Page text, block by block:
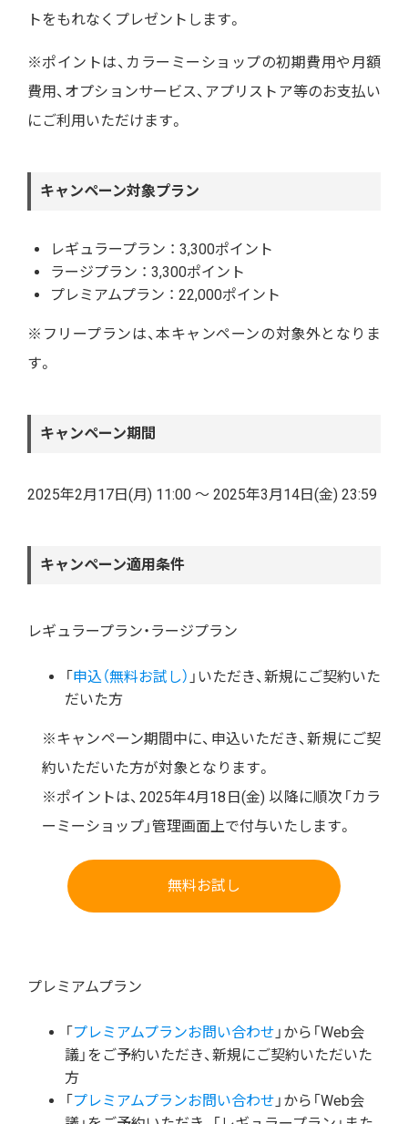
トをもれなくプレゼントします。
※ポイントは、カラーミーショップの初期費用や月額
費用、オプションサービス、アプリストア等のお支払い
にご利用いただけます。
キャンペーン対象プラン
レギュラープラン ： 3,300ポイント
ラージプラン ： 3,300ポイント
プレミアムプラン ： 22,000ポイント
※フリープランは、本キャンペーンの対象外となりま
す。
キャンペーン期間
2025年2月17日(月) 11:00 ～ 2025年3月14日(金) 23:59
キャンペーン適用条件
レギュラープラン・ラージプラン
「申込（無料お試し） 」いただき、新規にご契約いた
だいた方
※キャンペーン期間中に、申込いただき、新規にご契
約いただいた方が対象となります。
※ポイントは、2025年4月18日(金) 以降に順次「カラ
ーミーショップ」管理画面上で付与いたします。
無料お試し
プレミアムプラン
「プレミアムプランお問い合わせ 」から「Web会
議」をご予約いただき、新規にご契約いただいた
方
「プレミアムプランお問い合わせ 」から「Web会